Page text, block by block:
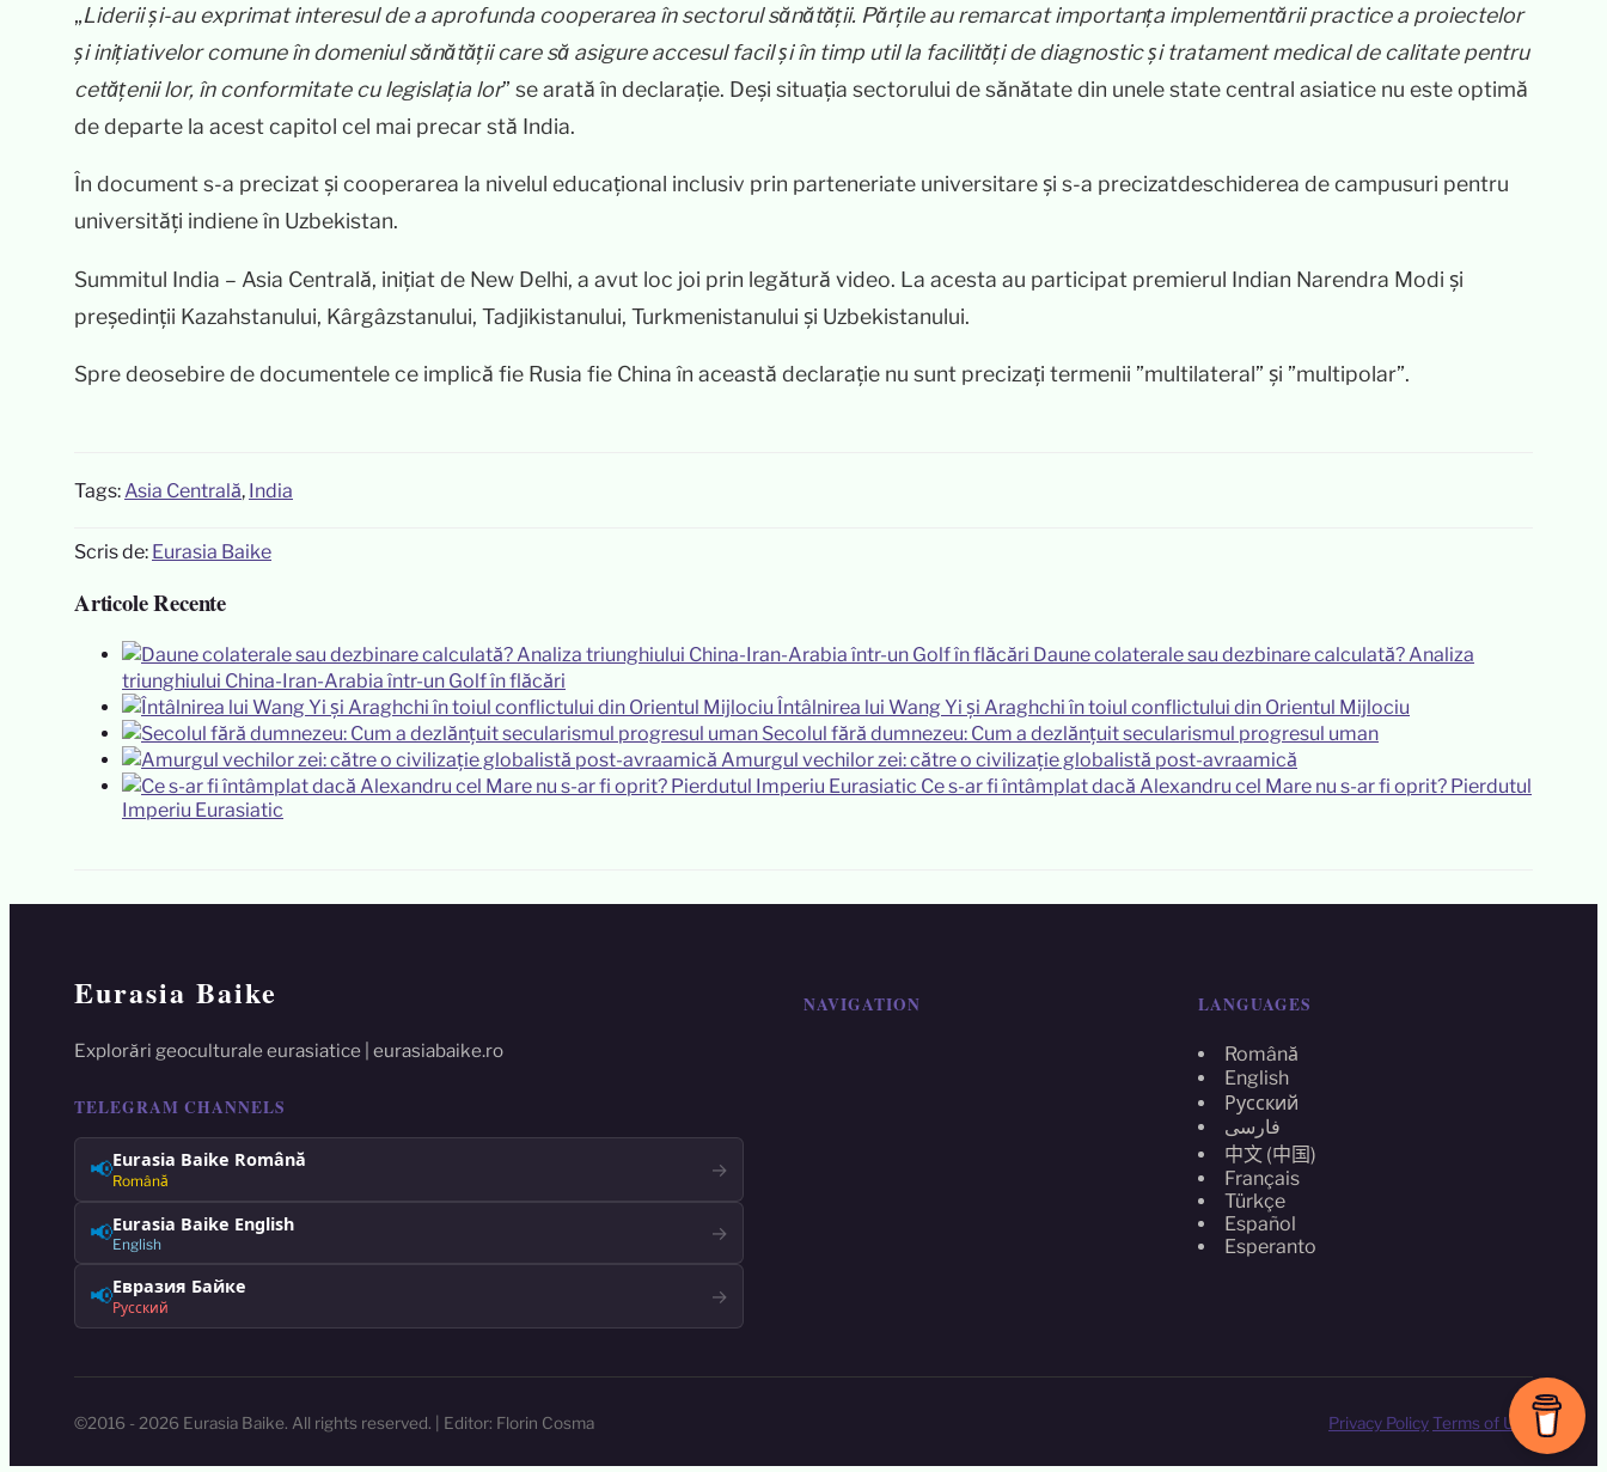
„Liderii și-au exprimat interesul de a aprofunda cooperarea în sectorul sănătății. Părțile au remarcat importanța implementării practice a proiectelor
și inițiativelor comune în domeniul sănătății care să asigure accesul facil și în timp util la facilități de diagnostic și tratament medical de calitate pentru
cetățenii lor, în conformitate cu legislația lor” se arată în declarație. Deși situația sectorului de sănătate din unele state central asiatice nu este optimă
de departe la acest capitol cel mai precar stă India.
În document s-a precizat și cooperarea la nivelul educațional inclusiv prin parteneriate universitare și s-a precizatdeschiderea de campusuri pentru
universități indiene în Uzbekistan.
Summitul India – Asia Centrală, inițiat de New Delhi, a avut loc joi prin legătură video. La acesta au participat premierul Indian Narendra Modi și
președinții Kazahstanului, Kârgâzstanului, Tadjikistanului, Turkmenistanului și Uzbekistanului.
Spre deosebire de documentele ce implică fie Rusia fie China în această declarație nu sunt precizați termenii ”multilateral” și ”multipolar”.
Tags:Asia Centrală, India
Scris de: Eurasia Baike
Articole Recente
Daune colaterale sau dezbinare calculată? Analiza
triunghiului China-Iran-Arabia într-un Golf în flăcări
Întâlnirea lui Wang Yi și Araghchi în toiul conflictului din Orientul Mijlociu
Secolul fără dumnezeu: Cum a dezlănțuit secularismul progresul uman
Amurgul vechilor zei: către o civilizație globalistă post-avraamică
Ce s-ar fi întâmplat dacă Alexandru cel Mare nu s-ar fi oprit? Pierdutul
Imperiu Eurasiatic
Eurasia Baike
Explorări geoculturale eurasiatice | eurasiabaike.ro
TELEGRAM CHANNELS
📢Eurasia Baike Română
Română →
📢Eurasia Baike English
English →
📢Евразия Байке
Русский →
NAVIGATION LANGUAGES
Română
English
Русский
فارسی
中文 (中国)
Français
Türkçe
Español
Esperanto
©2016 - 2026 Eurasia Baike. All rights reserved. | Editor: Florin Cosma Privacy PolicyTerms of Use